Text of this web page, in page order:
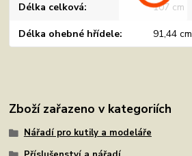
Délka celková 107 cm
Délka ohebné hřídele 91,44 cm
Zboží zařazeno v kategoriích
Nářadí pro kutily a modeláře